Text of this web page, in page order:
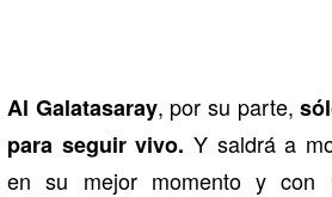
Al Galatasaray, por su parte,
para seguir vivo. Y saldrá a
en su mejor momento y con